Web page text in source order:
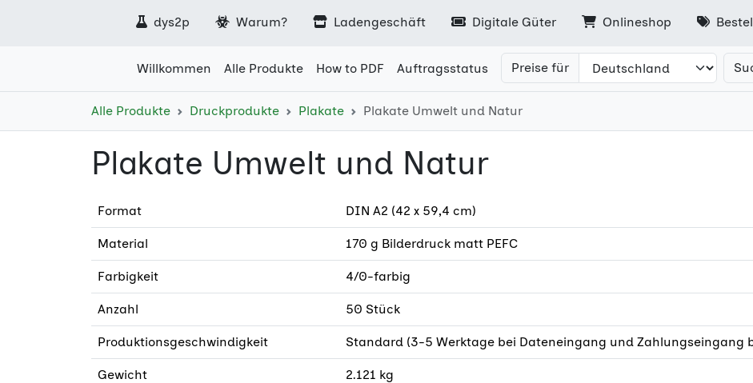
dys2p Warum? Ladengeschäft Digitale Güter Onlineshop
Willkommen Alle Produkte How to PDF Auftragsstatus Preise für
Alle Produkte Druckprodukte Plakate Plakate Umwelt und Natur
Plakate Umwelt und Natur
Format DIN A2 (42 x 59,4 cm)
Material 170 g Bilderdruck matt PEFC
Farbigkeit 4/0-farbig
Anzahl 50 Stück
Produktionsgeschwindigkeit Standard (3-5 Werktage bei Dateneingang und Zahlungseingang
Gewicht 2.121 kg